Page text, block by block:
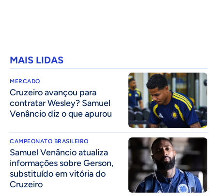
MAIS LIDAS
MERCADO
Cruzeiro avançou para
contratar Wesley? Samuel
Venâncio diz o que apurou
CAMPEONATO BRASILEIRO
Samuel Venâncio atualiza
informações sobre Gerson,
substituído em vitória do
Cruzeiro